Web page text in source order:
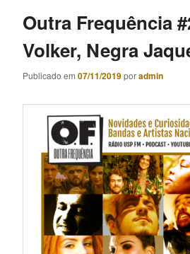
Outra Frequência
Volker, Negra
Publicado em 07/11/2019poradmin